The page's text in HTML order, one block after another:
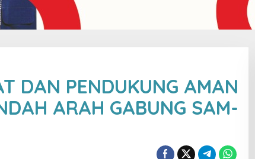
DAN PENDUKUNG AMAN
ARAH GABUNG SAM-